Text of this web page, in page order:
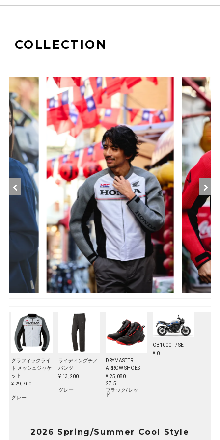
COLLECTION
グラフィックライ
ト メッシュジャケ
ット
¥ 29,700
L
グレー
ライディングチノ
パンツ
¥ 13,200
L
グレー
DRYMASTER
ARROW SHOES
¥ 25,080
27.5
ブラック/レッ
ド
CB1000F / SE
¥ 0
2026 Spring/Summer Cool Style